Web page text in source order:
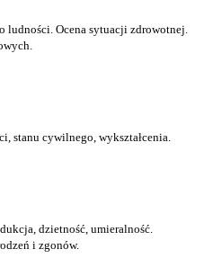
ludności. Ocena sytuacji zdrowotnej.
stanu cywilnego, wykształcenia.
dzietność, umieralność.
i zgonów.